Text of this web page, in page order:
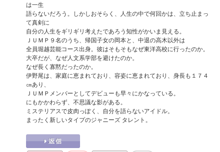
は一生
語らないだろう。しかしおそらく、人生の中で何回かは、立ち止まっ
て真剣に
自分の人生をギリギリ考えたであろう知性がかいま見える。
ＪＵＭＰ９名のうち、帰国子女の岡本と、中退の高木以外は
全員堀越芸能コース出身。彼はそもそもなぜ東洋高校に行ったのか。
大卒だが、なぜ人文系学部を避けたのか。
なぜ長く寡黙だったのか。
伊野尾は、家庭に恵まれており、容姿に恵まれており、身長も１７４
㎝あり、
ＪＵＭＰメンバーとしてデビューも早々にかなっている。
にもかかわらず、不思議な影がある。
ミステリアスで皮肉っぽく、自分を語らないアイドル。
まったく新しいタイプのジャニーズ タレント。